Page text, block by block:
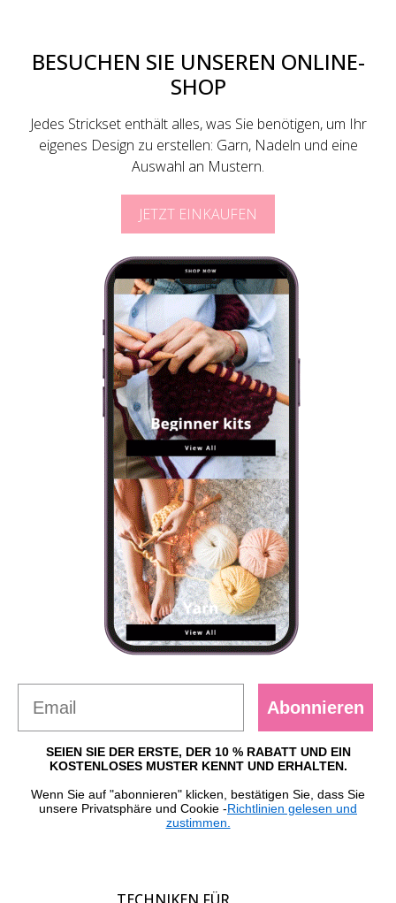
BESUCHEN SIE UNSEREN ONLINE-
SHOP
Jedes Strickset enthält alles, was Sie benötigen, um Ihr
eigenes Design zu erstellen: Garn, Nadeln und eine
Auswahl an Mustern.
JETZT EINKAUFEN
Abonnieren
SEIEN SIE DER ERSTE, DER 10 % RABATT UND EIN
KOSTENLOSES MUSTER KENNT UND ERHALTEN.
Wenn Sie auf "abonnieren" klicken, bestätigen Sie, dass Sie
unsere Privatsphäre und Cookie -Richtlinien gelesen und
zustimmen.